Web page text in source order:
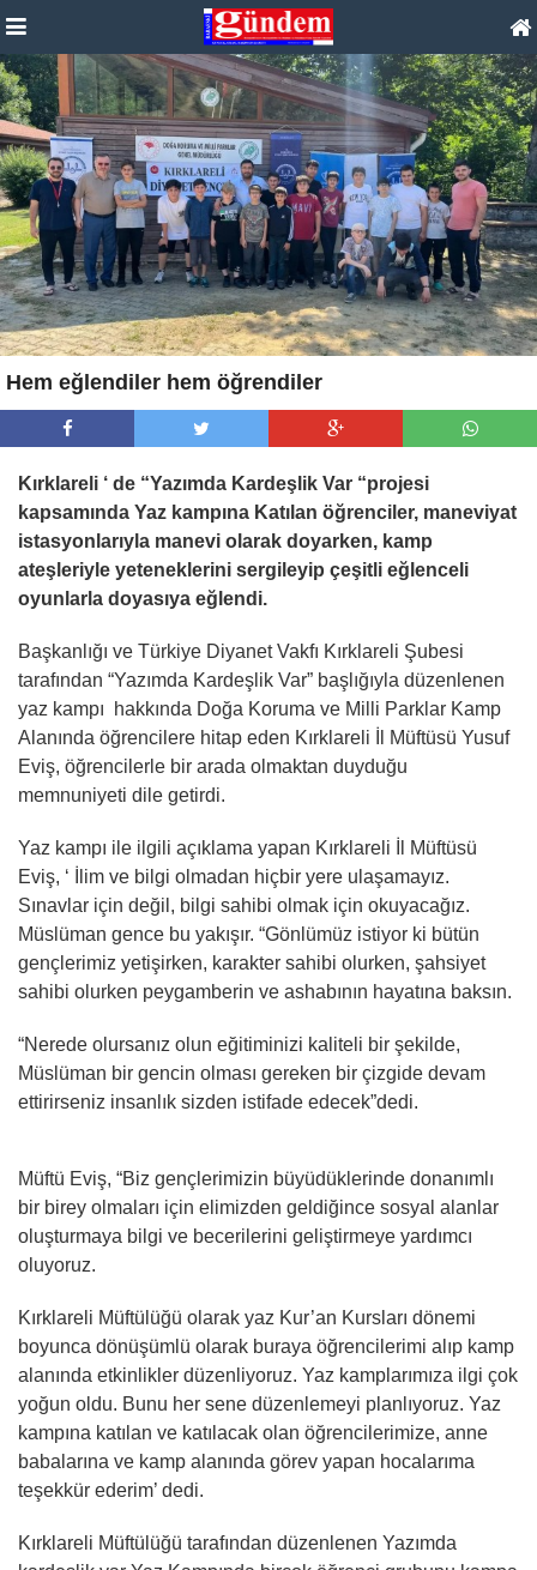
Hem eğlendiler hem öğrendiler
Kırklareli ‘ de “Yazımda Kardeşlik Var “projesi
kapsamında Yaz kampına Katılan öğrenciler, maneviyat
istasyonlarıyla manevi olarak doyarken, kamp
ateşleriyle yeteneklerini sergileyip çeşitli eğlenceli
oyunlarla doyasıya eğlendi.
Başkanlığı ve Türkiye Diyanet Vakfı Kırklareli Şubesi
tarafından “Yazımda Kardeşlik Var” başlığıyla düzenlenen
yaz kampı hakkında Doğa Koruma ve Milli Parklar Kamp
Alanında öğrencilere hitap eden Kırklareli İl Müftüsü Yusuf
Eviş, öğrencilerle bir arada olmaktan duyduğu
memnuniyeti dile getirdi.
Yaz kampı ile ilgili açıklama yapan Kırklareli İl Müftüsü
Eviş, ‘ İlim ve bilgi olmadan hiçbir yere ulaşamayız.
Sınavlar için değil, bilgi sahibi olmak için okuyacağız.
Müslüman gence bu yakışır. “Gönlümüz istiyor ki bütün
gençlerimiz yetişirken, karakter sahibi olurken, şahsiyet
sahibi olurken peygamberin ve ashabının hayatına baksın.
“Nerede olursanız olun eğitiminizi kaliteli bir şekilde,
Müslüman bir gencin olması gereken bir çizgide devam
ettirirseniz insanlık sizden istifade edecek”dedi.
Müftü Eviş, “Biz gençlerimizin büyüdüklerinde donanımlı
bir birey olmaları için elimizden geldiğince sosyal alanlar
oluşturmaya bilgi ve becerilerini geliştirmeye yardımcı
oluyoruz.
Kırklareli Müftülüğü olarak yaz Kur’an Kursları dönemi
boyunca dönüşümlü olarak buraya öğrencilerimi alıp kamp
alanında etkinlikler düzenliyoruz. Yaz kamplarımıza ilgi çok
yoğun oldu. Bunu her sene düzenlemeyi planlıyoruz. Yaz
kampına katılan ve katılacak olan öğrencilerimize, anne
babalarına ve kamp alanında görev yapan hocalarıma
teşekkür ederim’ dedi.
Kırklareli Müftülüğü tarafından düzenlenen Yazımda